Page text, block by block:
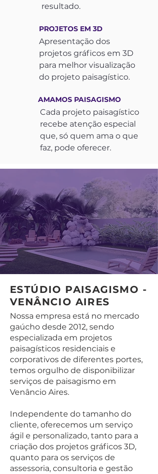
resultado.
PROJETOS EM 3D
Apresentação dos
projetos gráficos em 3D
para melhor visualização
do projeto paisagístico.
AMAMOS PAISAGISMO
Cada projeto paisagístico
recebe atenção especial
que, só quem ama o que
faz, pode oferecer.
ESTÚDIO PAISAGISMO -
VENÂNCIO AIRES
Nossa empresa está no mercado
gaúcho desde 2012, sendo
especializada em projetos
paisagísticos residenciais e
corporativos de diferentes portes,
temos orgulho de disponibilizar
serviços de paisagismo em
Venâncio Aires.
Independente do tamanho do
cliente, oferecemos um serviço
ágil e personalizado, tanto para a
criação dos projetos gráficos 3D,
quanto para os serviços de
assessoria, consultoria e gestão